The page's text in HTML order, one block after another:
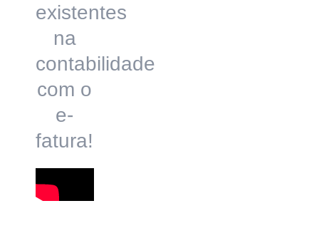
existentes
na
contabilidade
com o
e-
fatura!